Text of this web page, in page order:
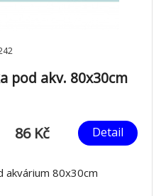
pod akv. 80x30cm
86 Kč Detail
akvárium 80x30cm